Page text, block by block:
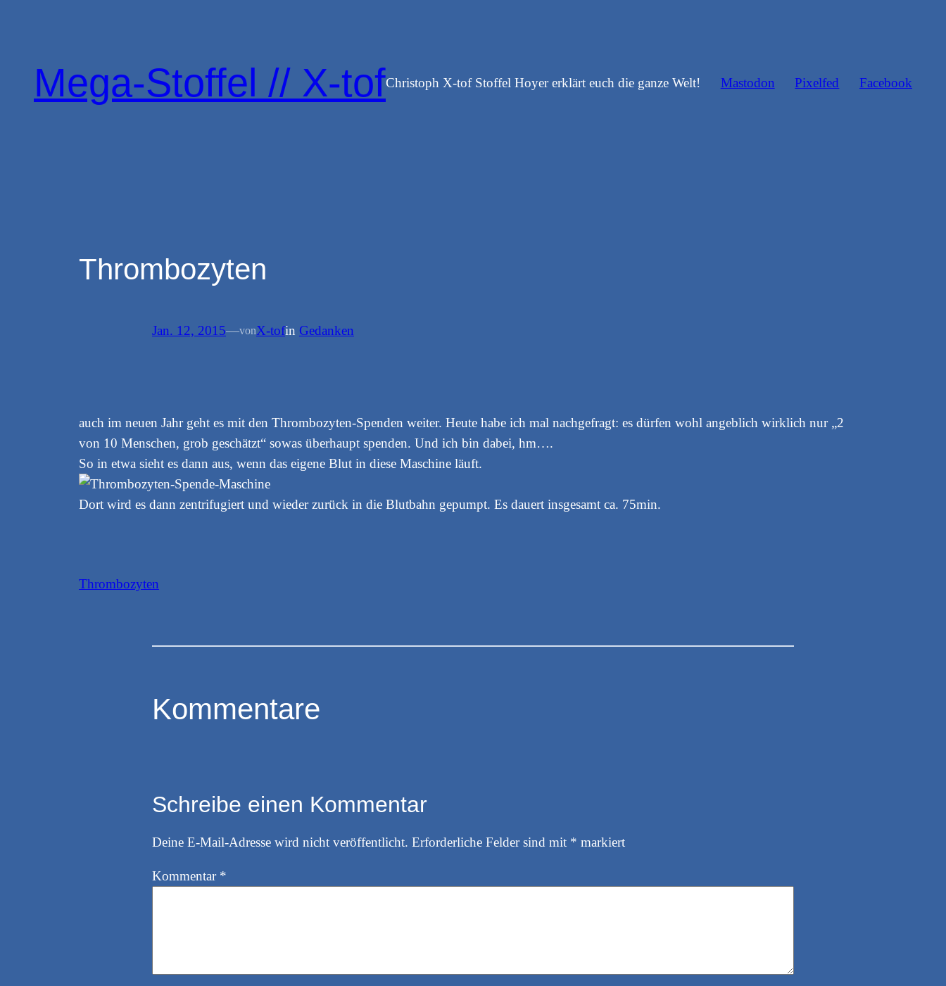
Mega-Stoffel // X-tofChristoph X-tof Stoffel Hoyer erklärt euch die ganze Welt! Mastodon Pixelfed Facebook
Thrombozyten
Jan. 12, 2015—vonX-tofin Gedanken
auch im neuen Jahr geht es mit den Thrombozyten-Spenden weiter. Heute habe ich mal nachgefragt: es dürfen wohl angeblich wirklich nur „2
von 10 Menschen, grob geschätzt“ sowas überhaupt spenden. Und ich bin dabei, hm….
So in etwa sieht es dann aus, wenn das eigene Blut in diese Maschine läuft.
Dort wird es dann zentrifugiert und wieder zurück in die Blutbahn gepumpt. Es dauert insgesamt ca. 75min.
Thrombozyten
Kommentare
Schreibe einen Kommentar
Deine E-Mail-Adresse wird nicht veröffentlicht. Erforderliche Felder sind mit * markiert
Kommentar *